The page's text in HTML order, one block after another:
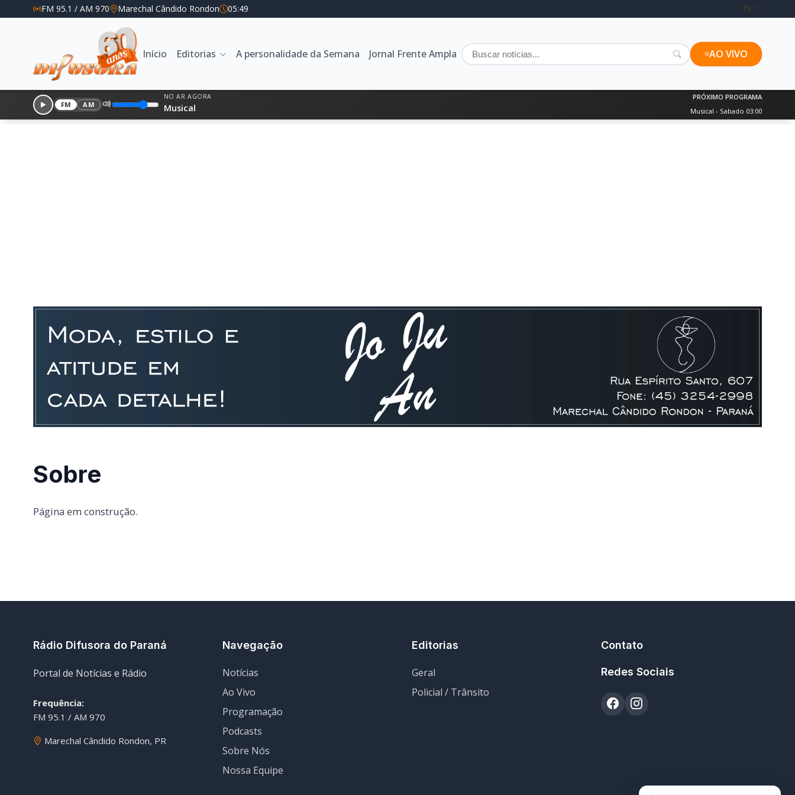
FM 95.1 / AM 970 Marechal Cândido Rondon 05:49
Início Editorias A personalidade da Semana Jornal Frente Ampla AO VIVO
FM AM
NO AR AGORA
Musical
PRÓXIMO PROGRAMA
Musical - Sabado 03:00
Sobre
Página em construção.
Rádio Difusora do Paraná
Portal de Notícias e Rádio
Frequência:
FM 95.1 / AM 970
Marechal Cândido Rondon, PR
Navegação
Notícias
Ao Vivo
Programação
Podcasts
Sobre Nós
Nossa Equipe
Editorias
Geral
Policial / Trânsito
Contato
Redes Sociais